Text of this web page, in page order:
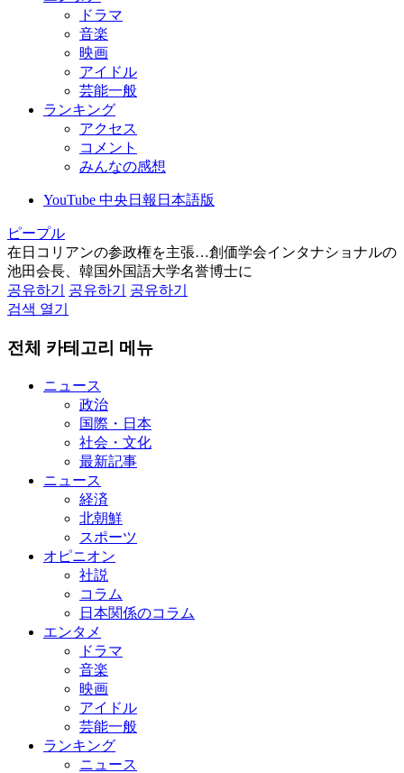
ドラマ
音楽
映画
アイドル
芸能一般
ランキング
アクセス
コメント
みんなの感想
YouTube 中央日報日本語版
ピープル
在日コリアンの参政権を主張…創価学会インタナショナルの
池田会長、韓国外国語大学名誉博士に
공유하기
공유하기
공유하기
검색 열기
전체 카테고리 메뉴
ニュース
政治
国際・日本
社会・文化
最新記事
ニュース
経済
北朝鮮
スポーツ
オピニオン
社説
コラム
日本関係のコラム
エンタメ
ドラマ
音楽
映画
アイドル
芸能一般
ランキング
ニュース